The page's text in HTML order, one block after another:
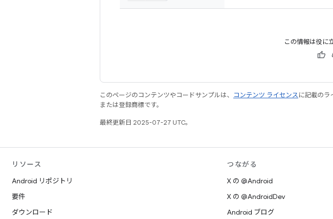
この情報は役に
このページのコンテンツやコードサンプルは、 コンテンツ ライセンスに記載の
または登録商標です。
最終更新日 2025-07-27 UTC。
リソース
Android リポジトリ
要件
ダウンロード
つながる
X の @Android
X の @AndroidDev
Android ブログ